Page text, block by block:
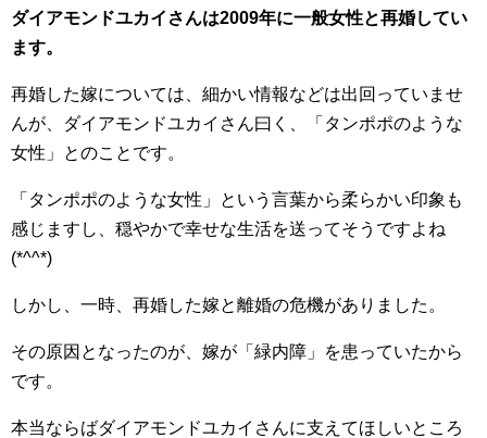
ダイアモンドユカイさんは2009年に一般女性と再婚してい
ます。
再婚した嫁については、細かい情報などは出回っていませ
んが、ダイアモンドユカイさん曰く、「タンポポのような
女性」とのことです。
「タンポポのような女性」という言葉から柔らかい印象も
感じますし、穏やかで幸せな生活を送ってそうですよね
(*^^*)
しかし、一時、再婚した嫁と離婚の危機がありました。
その原因となったのが、嫁が「緑内障」を患っていたから
です。
本当ならばダイアモンドユカイさんに支えてほしいところ